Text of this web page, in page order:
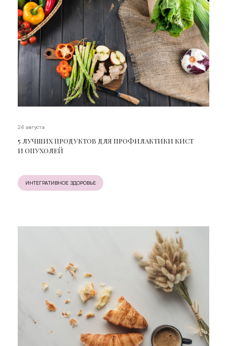
24 августа
5 ЛУЧШИХ ПРОДУКТОВ ДЛЯ ПРОФИЛАКТИКИ КИСТ
И ОПУХОЛЕЙ
ИНТЕГРАТИВНОЕ ЗДОРОВЬЕ